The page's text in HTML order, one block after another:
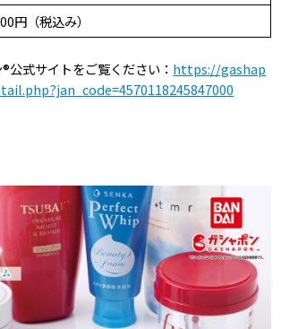
円（税込み）
公式サイトをご覧ください： https://gashap